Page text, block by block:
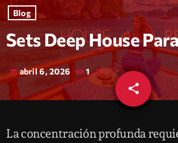
Blog
Sets Deep House
today abril 6, 2026 1
share
email
La concentración profunda